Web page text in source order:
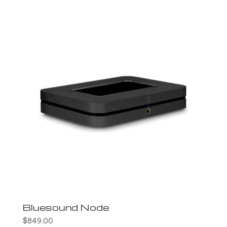
Bluesound Node
$849.00